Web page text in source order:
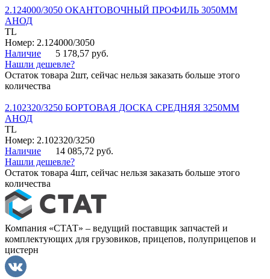
2.124000/3050 ОКАНТОВОЧНЫЙ ПРОФИЛЬ 3050ММ
АНОД
TL
Номер: 2.124000/3050
Наличие
5 178,57 руб.
Нашли дешевле?
Остаток товара 2шт, сейчас нельзя заказать больше этого
количества
2.102320/3250 БОРТОВАЯ ДОСКА СРЕДНЯЯ 3250ММ
АНОД
TL
Номер: 2.102320/3250
Наличие
14 085,72 руб.
Нашли дешевле?
Остаток товара 4шт, сейчас нельзя заказать больше этого
количества
Компания «СТАТ» – ведущий поставщик запчастей и
комплектующих для грузовиков, прицепов, полуприцепов и
цистерн